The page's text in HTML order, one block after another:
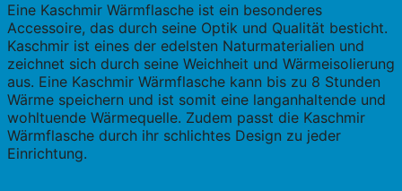
Eine Kaschmir Wärmflasche ist ein besonderes
Accessoire, das durch seine Optik und Qualität besticht.
Kaschmir ist eines der edelsten Naturmaterialien und
zeichnet sich durch seine Weichheit und Wärmeisolierung
aus. Eine Kaschmir Wärmflasche kann bis zu 8 Stunden
Wärme speichern und ist somit eine langanhaltende und
wohltuende Wärmequelle. Zudem passt die Kaschmir
Wärmflasche durch ihr schlichtes Design zu jeder
Einrichtung.